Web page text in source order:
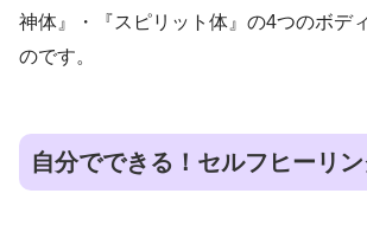
神体』・『スピリット体』の4つのボデ
のです。
自分でできる！セルフヒーリ